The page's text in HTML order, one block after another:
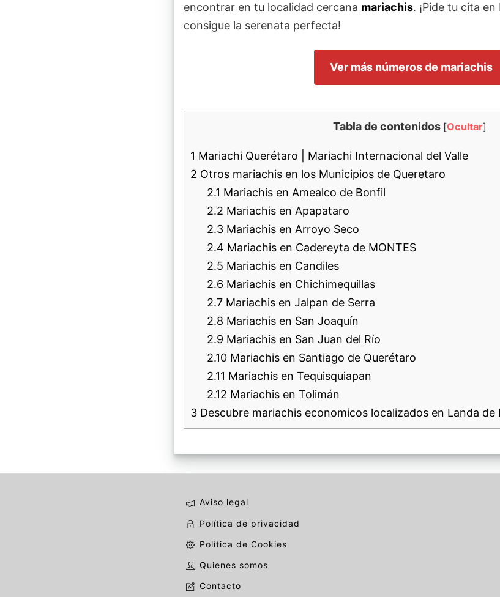
encontrar en tu localidad cercana mariachis. ¡Pide tu cita
consigue la serenata perfecta!
Ver más números de mariachis
Tabla de contenidos [Ocultar]
1 Mariachi Querétaro | Mariachi Internacional del Valle
2 Otros mariachis en los Municipios de Queretaro
2.1 Mariachis en Amealco de Bonfil
2.2 Mariachis en Apapataro
2.3 Mariachis en Arroyo Seco
2.4 Mariachis en Cadereyta de MONTES
2.5 Mariachis en Candiles
2.6 Mariachis en Chichimequillas
2.7 Mariachis en Jalpan de Serra
2.8 Mariachis en San Joaquín
2.9 Mariachis en San Juan del Río
2.10 Mariachis en Santiago de Querétaro
2.11 Mariachis en Tequisquiapan
2.12 Mariachis en Tolimán
3 Descubre mariachis economicos localizados en Landa
Aviso legal
Política de privacidad
Política de Cookies
Quienes somos
Contacto